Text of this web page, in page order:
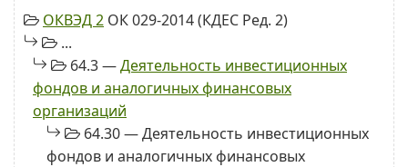
ОКВЭД 2 ОК 029-2014 (КДЕС Ред. 2)
...
64.3 —Деятельность инвестиционных
фондов и аналогичных финансовых
организаций
64.30 — Деятельность инвестиционных
фондов и аналогичных финансовых